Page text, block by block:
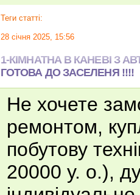
Теги статті:
28 січня 2025, 15:56
1-КІМНАТНА В КАНЕВІ З
ГОТОВА ДО ЗАСЕЛЕНЯ !!!!
Не хочете
ремонтом,
побутову
20000 у. о.),